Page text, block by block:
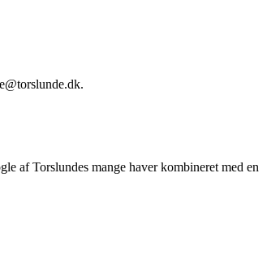
af Torslundes mange haver kombineret med en